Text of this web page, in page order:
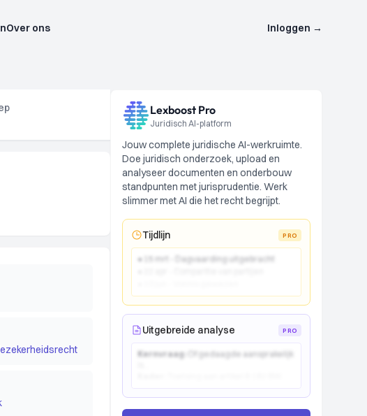
Over ons Inloggen →
Lexboost Pro
Juridisch AI-platform
Jouw complete juridische AI-werkruimte.
Doe juridisch onderzoek, upload en
analyseer documenten en onderbouw
standpunten met jurisprudentie. Werk
slimmer met AI die het recht begrijpt.
Tijdlijn PRO
● 15 mrt - Dagvaarding uitgebracht
Uitgebreide analyse PRO
Kernvraag:
Of gedaagde aansprakelijk